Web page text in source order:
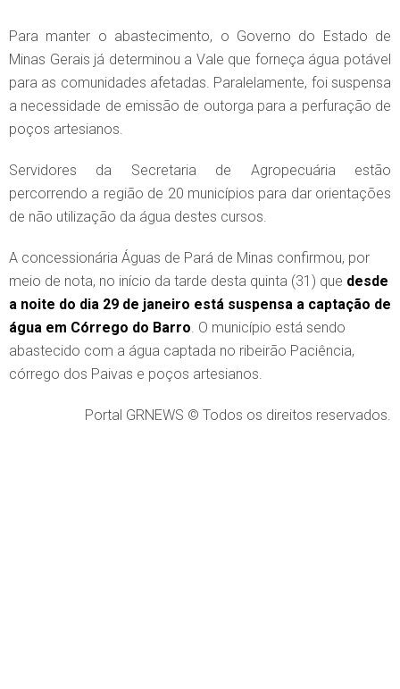
Para manter o abastecimento, o Governo do Estado de
Minas Gerais já determinou a Vale que forneça água potável
para as comunidades afetadas. Paralelamente, foi suspensa
a necessidade de emissão de outorga para a perfuração de
poços artesianos.
Servidores da Secretaria de Agropecuária estão
percorrendo a região de 20 municípios para dar orientações
de não utilização da água destes cursos.
A concessionária Águas de Pará de Minas confirmou, por
meio de nota, no início da tarde desta quinta (31) que desde
a noite do dia 29 de janeiro está suspensa a captação de
água em Córrego do Barro . O município está sendo
abastecido com a água captada no ribeirão Paciência,
córrego dos Paivas e poços artesianos.
Portal GRNEWS © Todos os direitos reservados.